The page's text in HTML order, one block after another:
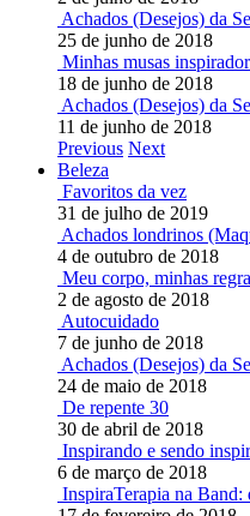
Achados (Desejos) da
25 de junho de 2018
Minhas musas
18 de junho de 2018
Achados (Desejos) da
11 de junho de 2018
Previous Next
Beleza
Favoritos da vez
31 de julho de 2019
Achados londrinos
4 de outubro de 2018
Meu corpo, minhas
2 de agosto de 2018
Autocuidado
7 de junho de 2018
Achados (Desejos) da
24 de maio de 2018
De repente 30
30 de abril de 2018
Inspirando e sendo
6 de março de 2018
InspiraTerapia na Band: